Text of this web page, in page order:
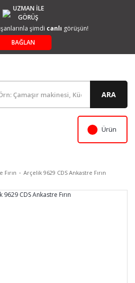
UZMAN İLE
GÖRÜŞ
şimdi canlı görüşün!
BAĞLAN
ARA
Ürün
Fırın Arçelik 9629 CDS Ankastre Fırın